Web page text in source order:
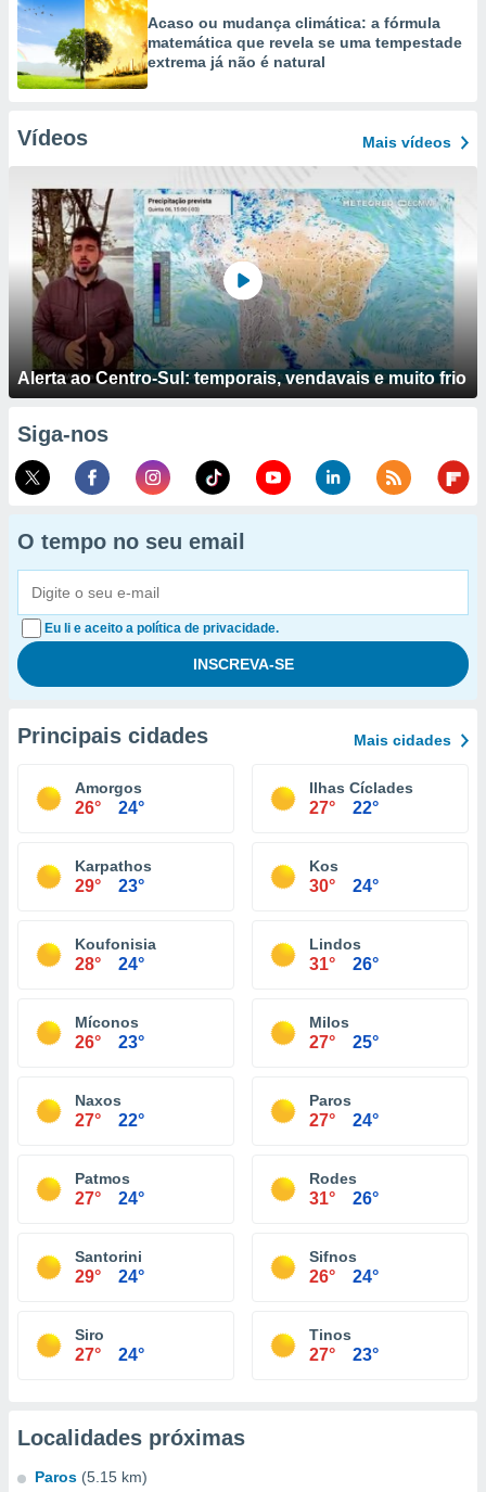
Acaso ou mudança climática: a fórmula
matemática que revela se uma tempestade
extrema já não é natural
Vídeos Mais vídeos
Alerta ao Centro-Sul: temporais, vendavais e muito frio
Siga-nos
O tempo no seu email
Eu li e aceito a política de privacidade.
Principais cidades Mais cidades
Amorgos
26° 24°
Ilhas Cí­clades
27° 22°
Karpathos
29° 23°
Kos
30° 24°
Koufonisia
28° 24°
Lindos
31° 26°
Míconos
26° 23°
Milos
27° 25°
Naxos
27° 22°
Paros
27° 24°
Patmos
27° 24°
Rodes
31° 26°
Santorini
29° 24°
Sifnos
26° 24°
Siro
27° 24°
Tinos
27° 23°
Localidades próximas
Paros (5.15 km)